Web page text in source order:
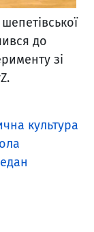
до
зі
культура